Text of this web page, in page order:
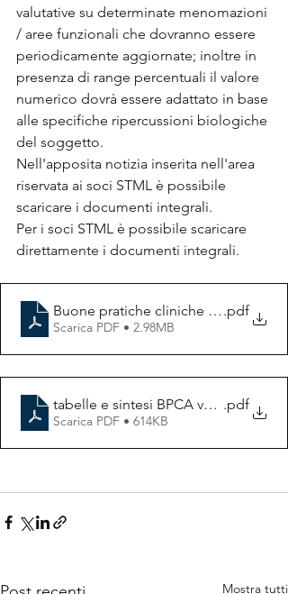
valutative su determinate menomazioni
/ aree funzionali che dovranno essere
periodicamente aggiornate; inoltre in
presenza di range percentuali il valore
numerico dovrà essere adattato in base
alle specifiche ripercussioni biologiche
del soggetto.
Nell'apposita notizia inserita nell'area
riservata ai soci STML è possibile
scaricare i documenti integrali.
Per i soci STML è possibile scaricare
direttamente i documenti integrali.
Buone pratiche cliniche di .pdf
Scarica PDF • 2.98MB
tabelle e sintesi BPCA valutazione
.pdf
Scarica PDF • 614KB
Mostra tutti